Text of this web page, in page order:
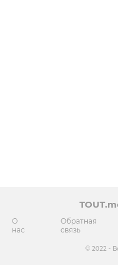
О
нас
Обратная
связь
© 2022 -